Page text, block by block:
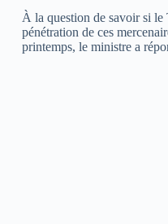
À la question de savoir si le
pénétration de ces
printemps, le ministre a